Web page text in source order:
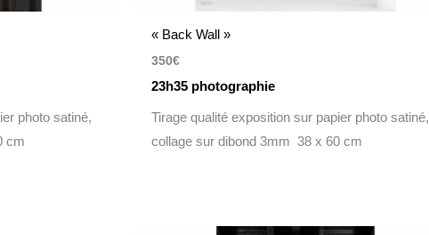
photo satiné,
cm
« Back Wall »
350€
23h35 photographie
Tirage qualité exposition sur papier photo satiné,
collage sur dibond 3mm 38 x 60 cm